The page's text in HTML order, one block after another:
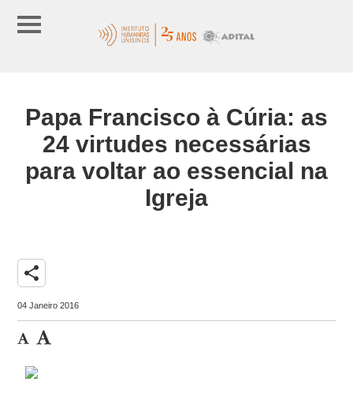
Papa Francisco à Cúria: as
24 virtudes necessárias
para voltar ao essencial na
Igreja
share
04 Janeiro 2016